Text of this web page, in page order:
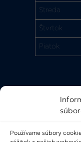
Používame súbory
Streda
Štvrtok
Piatok
Rýchle odkazy
Bádateľský